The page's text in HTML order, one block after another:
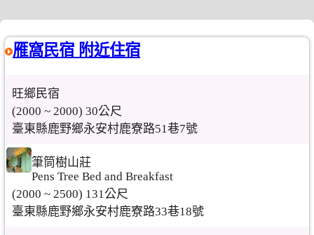
雁窩民宿 附近住宿
旺鄉民宿
(2000 ~ 2000) 30公尺
臺東縣鹿野鄉永安村鹿寮路51巷7號
筆筒樹山莊
Pens Tree Bed and Breakfast
(2000 ~ 2500) 131公尺
臺東縣鹿野鄉永安村鹿寮路33巷18號